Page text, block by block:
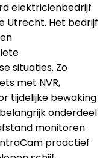
elektricienbedrijf
Utrecht. Het bedrijf
situaties. Zo
met NVR,
tijdelijke bewaking
onderdeel
monitoren
proactief